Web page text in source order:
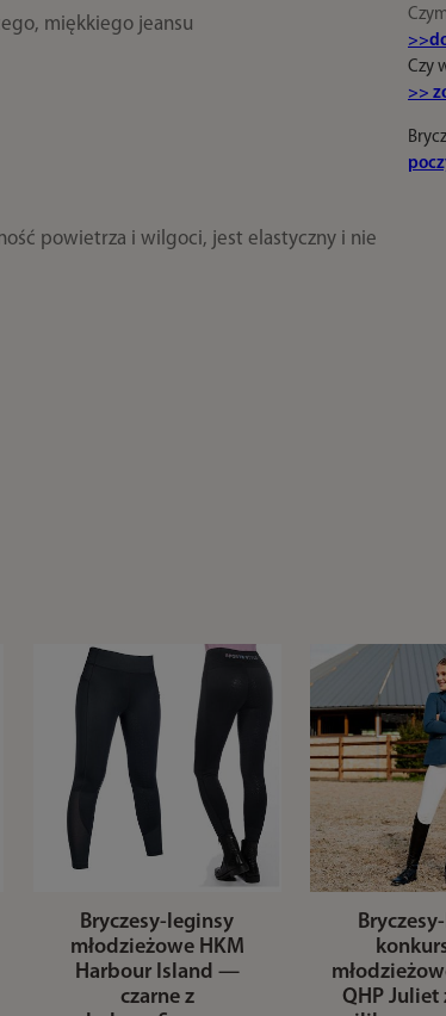
miękkiego jeansu
powietrza i wilgoci, jest elastyczny i nie
Czy
>>
Bryczesy-leginsy
młodzieżowe HKM
Harbour Island —
czarne z
QHP Juliet